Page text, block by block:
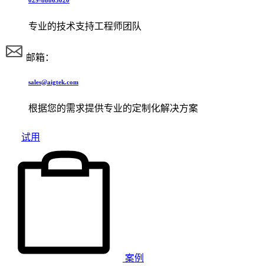
专业的技术支持工程师团队
邮箱：
sales@aigtek.com
根据您的需求提供专业的定制化解决方案
试用
案例